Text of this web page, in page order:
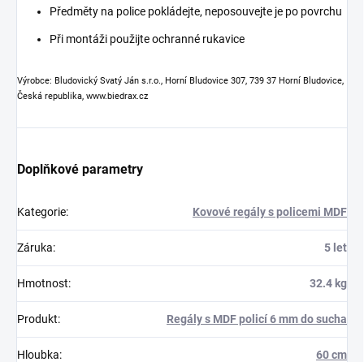
Předměty na police pokládejte, neposouvejte je po povrchu
Při montáži použijte ochranné rukavice
Výrobce: Bludovický Svatý Ján s.r.o., Horní Bludovice 307, 739 37 Horní Bludovice,
Česká republika, www.biedrax.cz
Doplňkové parametry
Kategorie: Kovové regály s policemi MDF
Záruka: 5 let
Hmotnost: 32.4 kg
Produkt: Regály s MDF policí 6 mm do sucha
Hloubka: 60 cm